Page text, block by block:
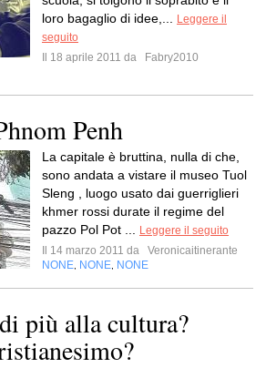
loro bagaglio di idee,...
Leggere il
seguito
Il 18 aprile 2011 da
Fabry2010
Penh
La capitale è bruttina, nulla di che,
sono andata a vistare il museo Tuol
Sleng , luogo usato dai guerriglieri
khmer rossi durate il regime del
pazzo Pol Pot ...
Leggere il seguito
Il 14 marzo 2011 da
Veronicaitinerante
NONE NONE NONE
più alla cultura?